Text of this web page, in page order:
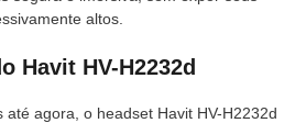
altos.
Havit HV-H2232d
até agora, o headset Havit HV-H2232d